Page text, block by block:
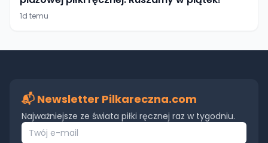
1d temu
📬 Newsletter Pilkareczna.com
Najważniejsze ze świata piłki ręcznej raz w tygodniu.